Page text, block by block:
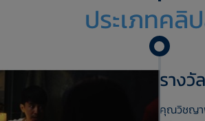
ประเภทคลิ
รางวั
คุณวิชญา